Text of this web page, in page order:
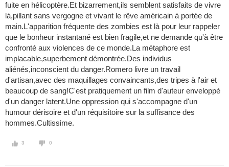
fuite en hélicoptère.Et bizarrement,ils semblent satisfaits de vivre
là,pillant sans vergogne et vivant le rêve américain à portée de
main.L'apparition fréquente des zombies est là pour leur rappeler
que le bonheur instantané est bien fragile,et ne demande qu'à être
confronté aux violences de ce monde.La métaphore est
implacable,superbement démontrée.Des individus
aliénés,inconscient du danger.Romero livre un travail
d'artisan,avec des maquillages convaincants,des tripes à l'air et
beaucoup de sang!C'est pratiquement un film d'auteur enveloppé
d'un danger latent.Une oppression qui s'accompagne d'un
humour dérisoire et d'un réquisitoire sur la suffisance des
hommes.Cultissime.
3 0